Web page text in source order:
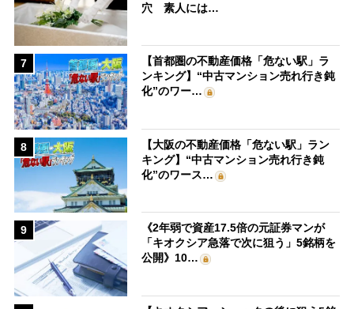
穴 素人には…
7
【首都圏の不動産価格「危ない駅」ラ
ンキング】“中古マンション売れ行き鈍
化”のワー…
8
【大阪の不動産価格「危ない駅」ラン
キング】“中古マンション売れ行き鈍
化”のワース…
9
《2年弱で資産17.5倍の元証券マンが
「キオクシア急落で次に狙う」5銘柄を
公開》10…